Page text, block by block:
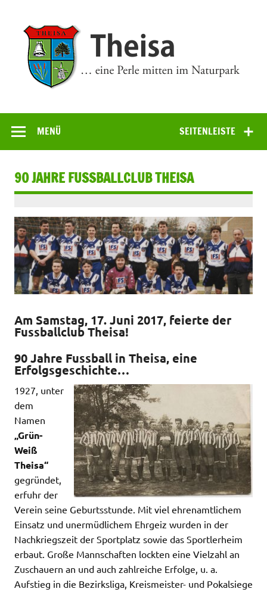
springen
SEITENLEISTE
MENÜ
90 JAHRE FUSSBALLCLUB THEISA
Am Samstag, 17. Juni 2017, feierte der
Fussballclub Theisa!
90 Jahre Fussball in Theisa, eine
Erfolgsgeschichte…
1927, unter
dem
Namen
„Grün-
Weiß
Theisa“
gegründet,
erfuhr der
Verein seine Geburtsstunde. Mit viel ehrenamtlichem
Einsatz und unermüdlichem Ehrgeiz wurden in der
Nachkriegszeit der Sportplatz sowie das Sportlerheim
erbaut. Große Mannschaften lockten eine Vielzahl an
Zuschauern an und auch zahlreiche Erfolge, u. a.
Aufstieg in die Bezirksliga, Kreismeister- und Pokalsiege